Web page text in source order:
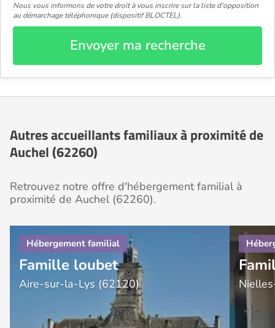
Nous vous informons de votre droit à vous inscrire sur la liste d'opposition
au démarchage téléphonique (dispositif BLOCTEL).
Envoyer ma recherche
Autres accueillants familiaux à proximité de
Auchel (62260)
Retrouvez notre offre d'hébergement familial à
proximité de Auchel (62260).
Famille loubet
Aire-sur-la-Lys (62120)